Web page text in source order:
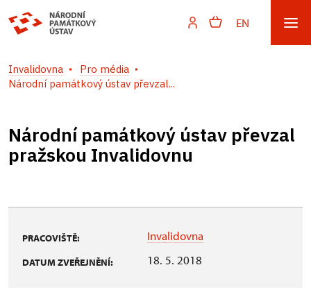
EN
Invalidovna
Pro média
Národní památkový ústav převzal...
Národní památkový ústav převzal
pražskou Invalidovnu
PRACOVIŠTĚ: Invalidovna
DATUM ZVEŘEJNĚNÍ: 18. 5. 2018